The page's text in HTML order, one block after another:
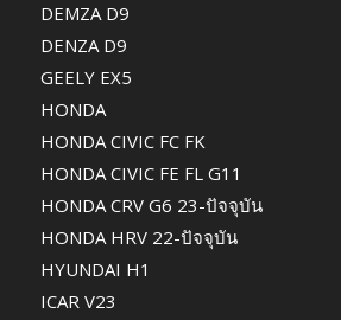
DEMZA D9
DENZA D9
GEELY EX5
HONDA
HONDA CIVIC FC FK
HONDA CIVIC FE FL G11
HONDA CRV G6 23-ปัจจุบัน
HONDA HRV 22-ปัจจุบัน
HYUNDAI H1
ICAR V23